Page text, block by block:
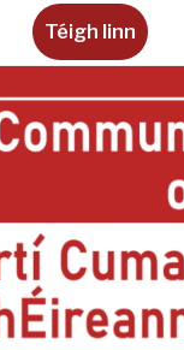
Téigh linn